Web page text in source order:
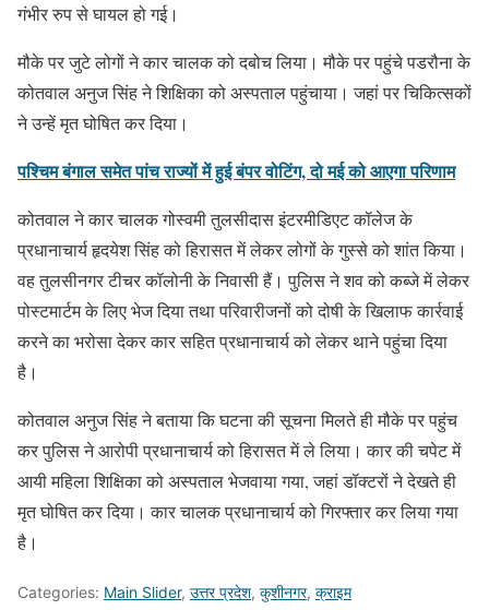
गंभीर रुप से घायल हो गई।
मौके पर जुटे लोगों ने कार चालक को दबोच लिया। मौके पर पहुंचे पडरौना के
कोतवाल अनुज सिंह ने शिक्षिका को अस्पताल पहुंचाया। जहां पर चिकित्सकों
ने उन्हें मृत घोषित कर दिया।
पश्चिम बंगाल समेत पांच राज्यों में हुई बंपर वोटिंग, दो मई को आएगा परिणाम
कोतवाल ने कार चालक गोस्वमी तुलसीदास इंटरमीडिएट कॉलेज के
प्रधानाचार्य हृदयेश सिंह को हिरासत में लेकर लोगों के गुस्से को शांत किया।
वह तुलसीनगर टीचर कॉलोनी के निवासी हैं। पुलिस ने शव को कब्जे में लेकर
पोस्टमार्टम के लिए भेज दिया तथा परिवारीजनों को दोषी के खिलाफ कार्रवाई
करने का भरोसा देकर कार सहित प्रधानाचार्य को लेकर थाने पहुंचा दिया
है।
कोतवाल अनुज सिंह ने बताया कि घटना की सूचना मिलते ही मौके पर पहुंच
कर पुलिस ने आरोपी प्रधानाचार्य को हिरासत में ले लिया। कार की चपेट में
आयी महिला शिक्षिका को अस्पताल भेजवाया गया, जहां डॉक्टरों ने देखते ही
मृत घोषित कर दिया। कार चालक प्रधानाचार्य को गिरफ्तार कर लिया गया
है।
Categories: Main Slider, उत्तर प्रदेश, कुशीनगर, क्राइम